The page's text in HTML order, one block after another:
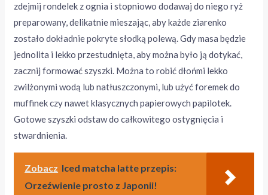
zdejmij rondelek z ognia i stopniowo dodawaj do niego ryż
preparowany, delikatnie mieszając, aby każde ziarenko
zostało dokładnie pokryte słodką polewą. Gdy masa będzie
jednolita i lekko przestudnięta, aby można było ją dotykać,
zacznij formować szyszki. Można to robić dłońmi lekko
zwilżonymi wodą lub natłuszczonymi, lub użyć foremek do
muffinek czy nawet klasycznych papierowych papilotek.
Gotowe szyszki odstaw do całkowitego ostygnięcia i
stwardnienia.
Zobacz Iced matcha latte przepis:
Orzeźwienie prosto z Japonii!